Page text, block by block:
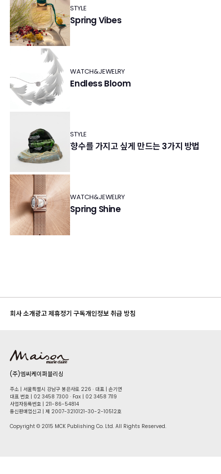
STYLE
Spring Vibes
WATCH&JEWELRY
Endless Bloom
STYLE
향수를 가지고 싶게 만드는 3가지 방법
WATCH&JEWELRY
Spring Shine
회사 소개광고 제휴정기 구독개인정보 취급 방침
(주)엠씨케이퍼블리싱
주소 | 서울특별시 강남구 봉은사로 226 · 대표 | 손기연
대표 번호 | 02 34​58 7300 · Fax | 02 34​58 7119
사업자등록번호 | 211-86-5​4814
통신판매업신고 | 제 2007-3210121-30-2-10512호
Copyright © 2015 MCK Publishing Co. Ltd. All Rights Reserved.